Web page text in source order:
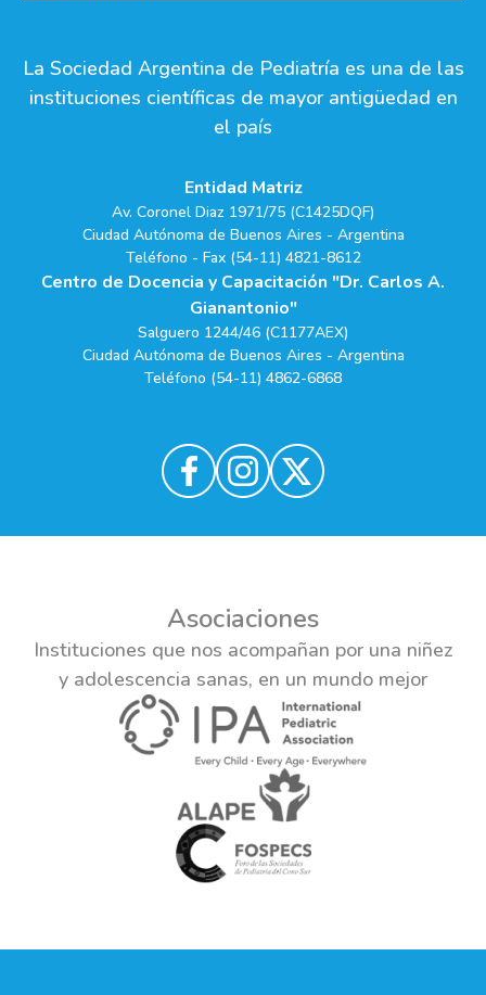
La Sociedad Argentina de Pediatría es una de las
instituciones científicas de mayor antigüedad en
el país
Entidad Matriz
Av. Coronel Diaz 1971/75 (C1425DQF)
Ciudad Autónoma de Buenos Aires - Argentina
Teléfono - Fax (54-11) 4821-8612
Centro de Docencia y Capacitación "Dr. Carlos A.
Gianantonio"
Salguero 1244/46 (C1177AEX)
Ciudad Autónoma de Buenos Aires - Argentina
Teléfono (54-11) 4862-6868
Asociaciones
Instituciones que nos acompañan por una niñez
y adolescencia sanas, en un mundo mejor